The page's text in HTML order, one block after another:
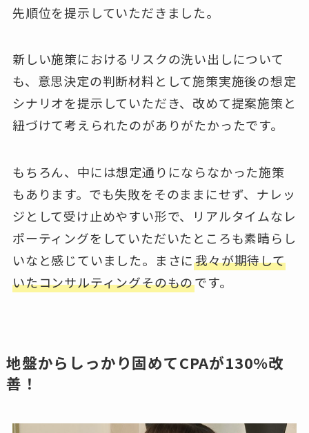
先順位を提示していただきました。
新しい施策におけるリスクの洗い出しについて
も、意思決定の判断材料として施策実施後の想定
シナリオを提示していただき、改めて提案施策と
紐づけて考えられたのがありがたかったです。
もちろん、中には想定通りにならなかった施策
もあります。でも失敗をそのままにせず、ナレッ
ジとして受け止めやすい形で、リアルタイムなレ
ポーティングをしていただいたところも素晴らし
いなと感じていました。まさに我々が期待して
いたコンサルティングそのものです。
地盤からしっかり固めてCPAが130%改
善！